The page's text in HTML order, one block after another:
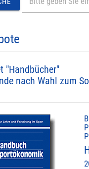
"Handbücher"
nach Wahl zum